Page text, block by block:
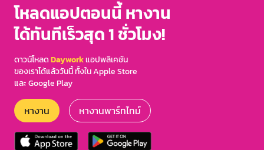
โหลดแอปตอนนี้ หางาน
ได้ทันทีเร็วสุด 1 ชั่วโมง!
ดาวน์โหลดDayworkแอปพลิเคชัน
ของเราได้แล้ววันนี้ ทั้งใน Apple Store
และ Google Play
หางาน หางานพาร์ทไทม์